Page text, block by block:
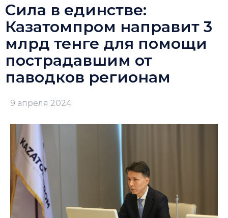
Сила в единстве:
Казатомпром направит 3
млрд тенге для помощи
пострадавшим от
паводков регионам
9 апреля 2024